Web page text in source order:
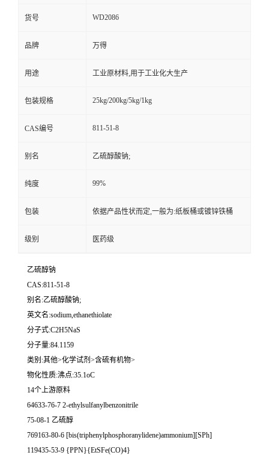
货号 WD2086
品牌 万得
用途 工业原材料,用于工业化大生产
包装规格 25kg/200kg/5kg/1kg
CAS编号 811-51-8
别名 乙硫醇酸钠;
纯度 99%
包装 依据产品性状而定,一般为:纸板桶或镀锌铁桶
级别 医药级
乙硫醇钠
CAS:811-51-8
别名:乙硫醇酸钠;
英文名:sodium,ethanethiolate
分子式:C2H5NaS
分子量:84.1159
类别:其他>化学试剂>含硫有机物>
物化性质:沸点:35.1oC
14个上游原料
64633-76-7 2-ethylsulfanylbenzonitrile
75-08-1 乙硫醇
769163-80-6 [bis(triphenylphosphoranylidene)ammonium][SPh]
119435-53-9 {PPN}{EtSFe(CO)4}